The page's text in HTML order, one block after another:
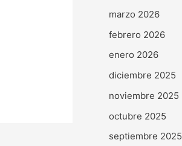
marzo 2026
febrero 2026
enero 2026
diciembre 2025
noviembre 2025
octubre 2025
septiembre 2025